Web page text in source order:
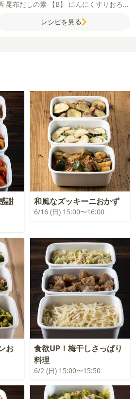
昆布だしの素 【B】 にんにくすりおろし
レシピを見る
謝
和風なズッキーニおかず
6/16 (日) 15:00〜16:00
お
食欲UP！梅干しさっぱり
料理
6/2 (日) 15:00〜15:50